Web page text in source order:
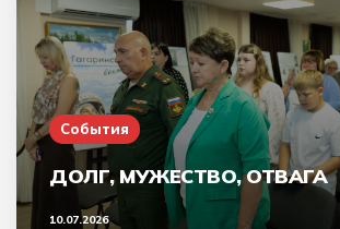
События
ДОЛГ, МУЖЕСТВО, ОТВАГА
10.07.2026